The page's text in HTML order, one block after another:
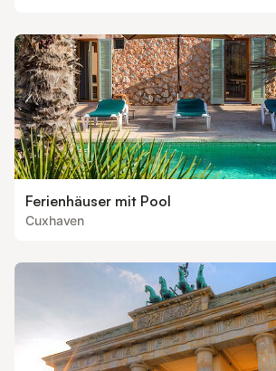
Ferienhäuser mit Pool
Cuxhaven